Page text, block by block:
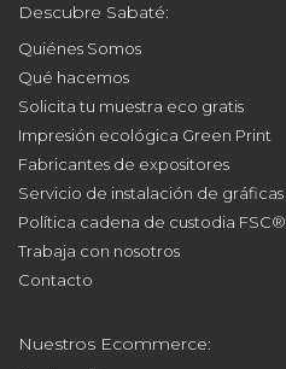
Descubre Sabaté:
Quiénes Somos
Qué hacemos
Solicita tu muestra eco gratis
Impresión ecológica Green Print
Fabricantes de expositores
Servicio de instalación de gráficas
Política cadena de custodia FSC®
Trabaja con nosotros
Contacto
Nuestros Ecommerce: